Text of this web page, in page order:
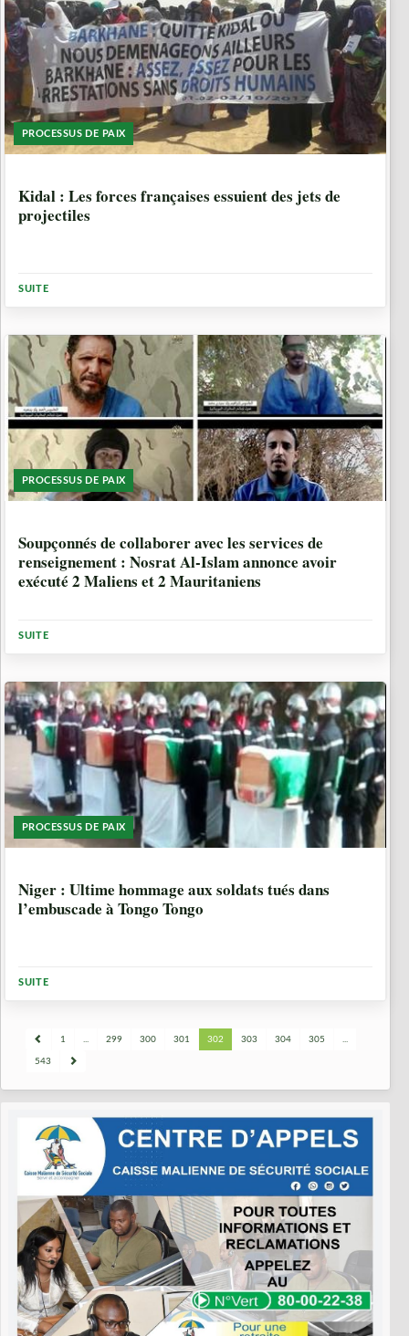
PROCESSUS DE PAIX
Kidal : Les forces françaises essuient des jets de
projectiles
SUITE
PROCESSUS DE PAIX
Soupçonnés de collaborer avec les services de
renseignement : Nosrat Al-Islam annonce avoir
exécuté 2 Maliens et 2 Mauritaniens
SUITE
PROCESSUS DE PAIX
Niger : Ultime hommage aux soldats tués dans
l’embuscade à Tongo Tongo
SUITE
1 ... 299 300 301 302 303 304 305 ...
543